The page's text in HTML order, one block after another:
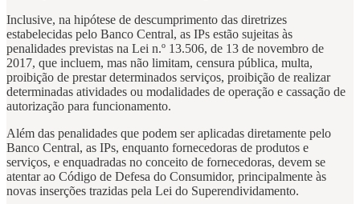
Inclusive, na hipótese de descumprimento das diretrizes
estabelecidas pelo Banco Central, as IPs estão sujeitas às
penalidades previstas na Lei n.º 13.506, de 13 de novembro de
2017, que incluem, mas não limitam, censura pública, multa,
proibição de prestar determinados serviços, proibição de realizar
determinadas atividades ou modalidades de operação e cassação de
autorização para funcionamento.
Além das penalidades que podem ser aplicadas diretamente pelo
Banco Central, as IPs, enquanto fornecedoras de produtos e
serviços, e enquadradas no conceito de fornecedoras, devem se
atentar ao Código de Defesa do Consumidor, principalmente às
novas inserções trazidas pela Lei do Superendividamento.